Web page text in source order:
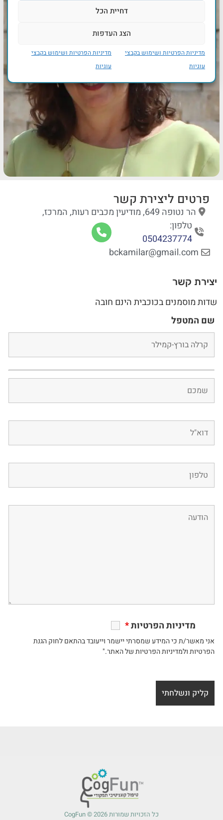
דחיית הכל
הצג העדפות
מדיניות הפרטיות ושימוש בקבצי
עוגיות
מדיניות הפרטיות ושימוש בקבצי
עוגיות
פרטים ליצירת קשר
הר נטופה 649, מודיעין מכבים רעות, המרכז,
טלפון:
0504237774
bckamilar@gmail.com
יצירת קשר
שדות מוסמנים בכוכבית הינם חובה
שם המטפל
מדיניות הפרטיות*
אני מאשר/ת כי המידע שמסרתי יישמר וייעובד בהתאם לחוק הגנת
הפרטיות ולמדיניות הפרטיות של האתר."
כל הזכויות שמורות 2026 © CogFun